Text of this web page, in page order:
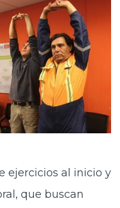
ejercicios al inicio y
que buscan